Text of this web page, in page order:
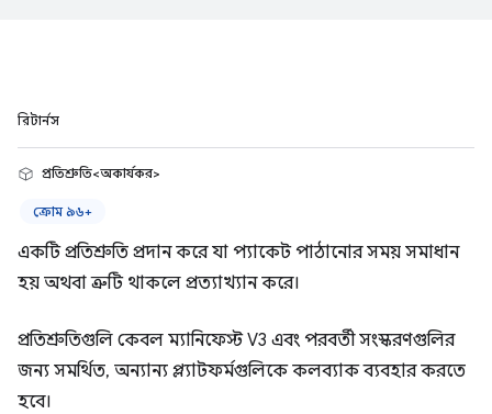
রিটার্নস
প্রতিশ্রুতি<অকার্যকর>
ক্রোম ৯৬+
একটি প্রতিশ্রুতি প্রদান করে যা প্যাকেট পাঠানোর সময় সমাধান
হয় অথবা ত্রুটি থাকলে প্রত্যাখ্যান করে।
প্রতিশ্রুতিগুলি কেবল ম্যানিফেস্ট V3 এবং পরবর্তী সংস্করণগুলির
জন্য সমর্থিত, অন্যান্য প্ল্যাটফর্মগুলিকে কলব্যাক ব্যবহার করতে
হবে।